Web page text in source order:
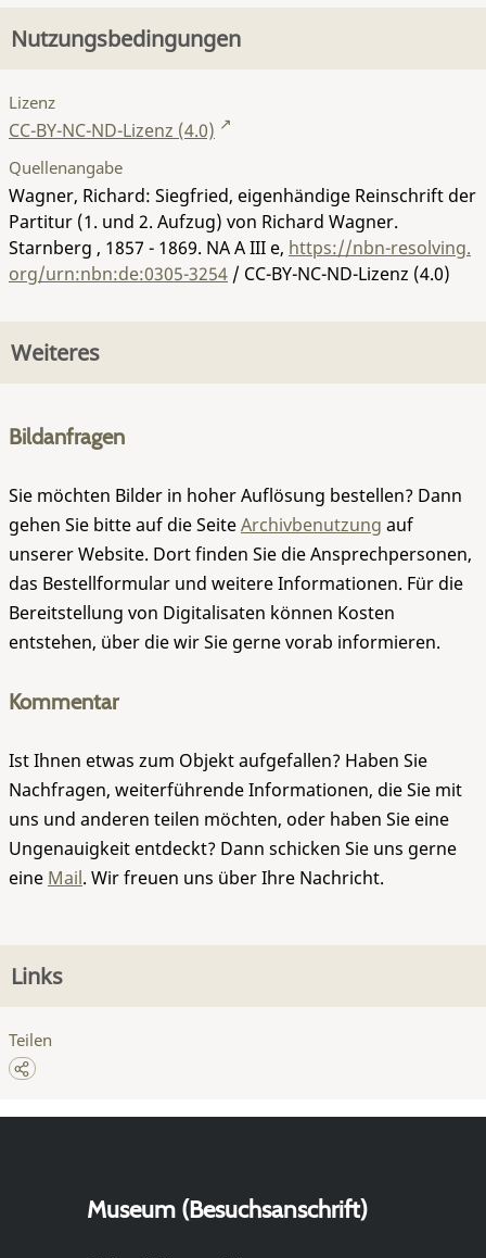
Nutzungsbedingungen
Lizenz
CC-BY-NC-ND-Lizenz (4.0)
Quellenangabe
Wagner, Richard: Siegfried, eigenhändige Reinschrift der
Partitur (1. und 2. Aufzug) von Richard Wagner.
Starnberg , 1857 - 1869. NA A III e, https://nbn-resolving.
org/urn:nbn:de:0305-3254 / CC-BY-NC-ND-Lizenz (4.0)
Weiteres
Bildanfragen
Sie möchten Bilder in hoher Auflösung bestellen? Dann
gehen Sie bitte auf die SeiteArchivbenutzung auf
unserer Website. Dort finden Sie die Ansprechpersonen,
das Bestellformular und weitere Informationen. Für die
Bereitstellung von Digitalisaten können Kosten
entstehen, über die wir Sie gerne vorab informieren.
Kommentar
Ist Ihnen etwas zum Objekt aufgefallen? Haben Sie
Nachfragen, weiterführende Informationen, die Sie mit
uns und anderen teilen möchten, oder haben Sie eine
Ungenauigkeit entdeckt? Dann schicken Sie uns gerne
eine Mail. Wir freuen uns über Ihre Nachricht.
Links
Teilen
Museum (Besuchsanschrift)